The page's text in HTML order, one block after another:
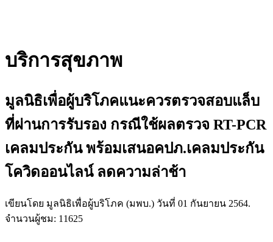
บริการสุขภาพ
มูลนิธิเพื่อผู้บริโภคแนะควรตรวจสอบแล็บ
ที่ผ่านการรับรอง กรณีใช้ผลตรวจ RT-PCR
เคลมประกัน พร้อมเสนอคปภ.เคลมประกัน
โควิดออนไลน์ ลดความล่าช้า
เขียนโดย มูลนิธิเพื่อผู้บริโภค (มพบ.) วันที่ 01 กันยายน 2564.
จำนวนผู้ชม: 11625